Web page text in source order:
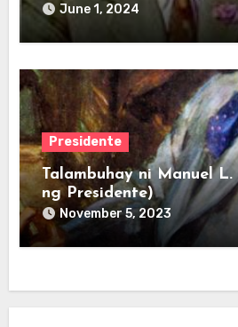
June 1, 2024
Presidente
Talambuhay ni Manuel
ng Presidente)
November 5, 2023